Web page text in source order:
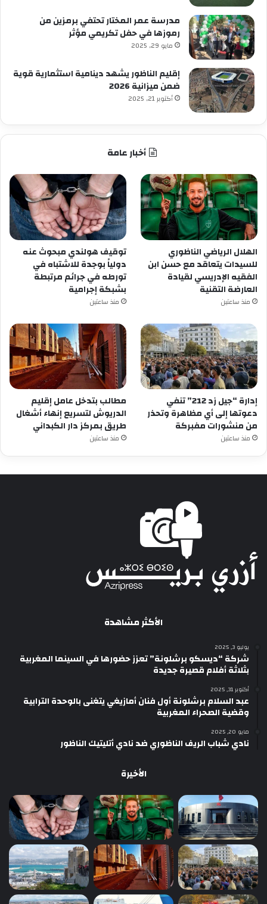
مدرسة عمر المختار تحتفي برمزين من
رموزها في حفل تكريمي مؤثر
مايو 29, 2025
إقليم الناظور يشهد دينامية استثمارية قوية
ضمن ميزانية 2026
أكتوبر 21, 2025
أخبار عامة
الهلال الرياضي الناظوري
للسيدات يتعاقد مع حسن ابن
الفقيه الإدريسي لقيادة
العارضة التقنية
منذ ساعتين
توقيف هولندي مبحوث عنه
دولياً بوجدة للاشتباه في
تورطه في جرائم مرتبطة
بشبكة إجرامية
منذ ساعتين
إدارة “جيل زد 212” تنفي
دعوتها إلى أي مظاهرة وتحذر
من منشورات مفبركة
منذ ساعتين
مطالب بتدخل عامل إقليم
الدريوش لتسريع إنهاء أشغال
طريق بمركز دار الكبداني
منذ ساعتين
الأكثر مشاهدة
يوليو 3, 2025
شركة “ديسكو برشلونة” تعزز حضورها في السينما المغربية
بثلاثة أفلام قصيرة جديدة
أكتوبر 31, 2025
عبد السلام برشلونة أول فنان أمازيغي يتغنى بالوحدة الترابية
وقضية الصحراء المغربية
مايو 20, 2025
نادي شباب الريف الناظوري ضد نادي أتليتيك الناظور
الأخيرة